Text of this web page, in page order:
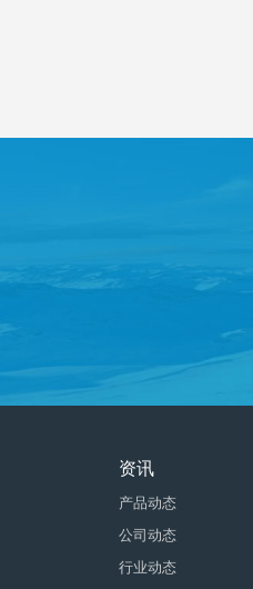
资讯
产品动态
公司动态
行业动态